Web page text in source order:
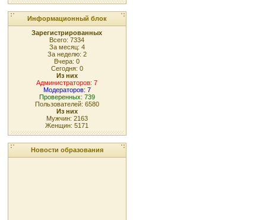
Информационный блок
Зарегистрированных
Всего: 7334
За месяц: 4
За неделю: 2
Вчера: 0
Сегодня: 0
Из них
Администраторов: 7
Модераторов: 7
Проверенных: 739
Пользователей: 6580
Из них
Мужчин: 2163
Женщин: 5171
Новости образования